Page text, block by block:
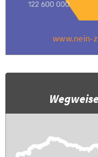
www.nein-